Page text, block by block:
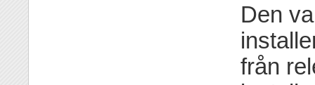
Den
från